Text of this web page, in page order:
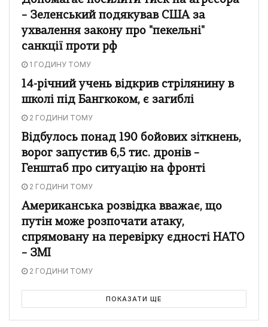
– Зеленський подякував США за
ухвалення закону про "пекельні"
санкції проти рф
1 ГОДИНУ ТОМУ
14-річний учень відкрив стрілянину в
школі під Бангкоком, є загиблі
2 ГОДИНИ ТОМУ
Відбулось понад 190 бойових зіткнень,
ворог запустив 6,5 тис. дронів –
Генштаб про ситуацію на фронті
2 ГОДИНИ ТОМУ
Американська розвідка вважає, що
путін може розпочати атаку,
спрямовану на перевірку єдності НАТО
– ЗМІ
2 ГОДИНИ ТОМУ
ПОКАЗАТИ ЩЕ